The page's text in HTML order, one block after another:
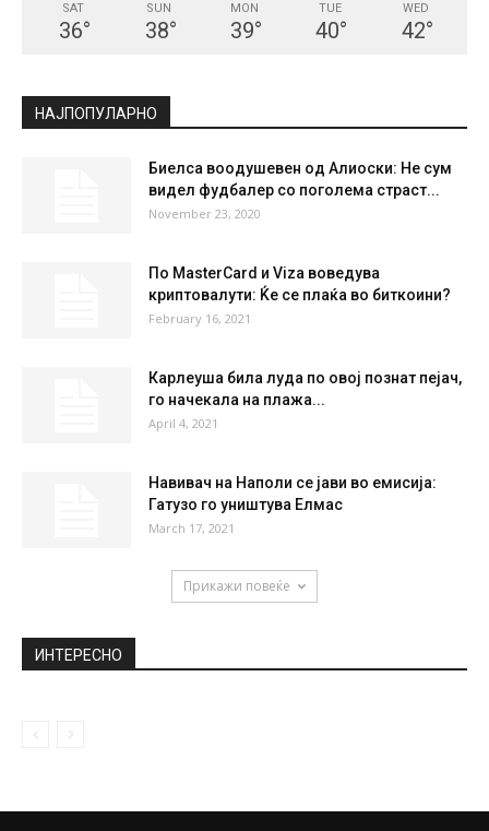
SAT
36°
SUN
38°
MON
39°
TUE
40°
WED
42°
НАЈПОПУЛАРНО
Биелса воодушевен од Алиоски: Не сум
видел фудбалер со поголема страст...
November 23, 2020
По MasterCard и Viza воведува
криптовалути: Ќе се плаќа во биткоини?
February 16, 2021
Карлеуша била луда по овој познат пејач,
го начекала на плажа...
April 4, 2021
Навивач на Наполи се јави во емисија:
Гатузо го уништува Елмас
March 17, 2021
Прикажи повеќе
ИНТЕРЕСНО